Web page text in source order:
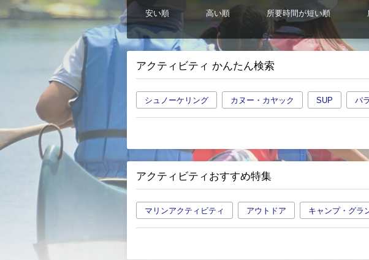
安い順 高い順 所要時間が短い順
アクティビティ かんたん検索
シュノーケリング カヌー・カヤック SUP パ
アクティビティおすすめ特集
マリンアクティビティ アウトドア キャンプ・グラ